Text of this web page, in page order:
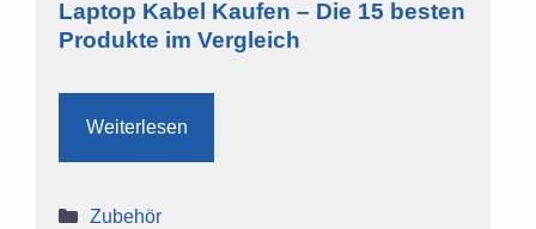
Laptop Kabel Kaufen – Die 15 besten
Produkte im Vergleich
Weiterlesen
Kategorien
Zubehör